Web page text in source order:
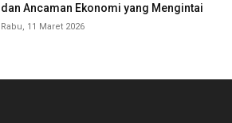
dan Ancaman Ekonomi yang Mengintai
Rabu, 11 Maret 2026